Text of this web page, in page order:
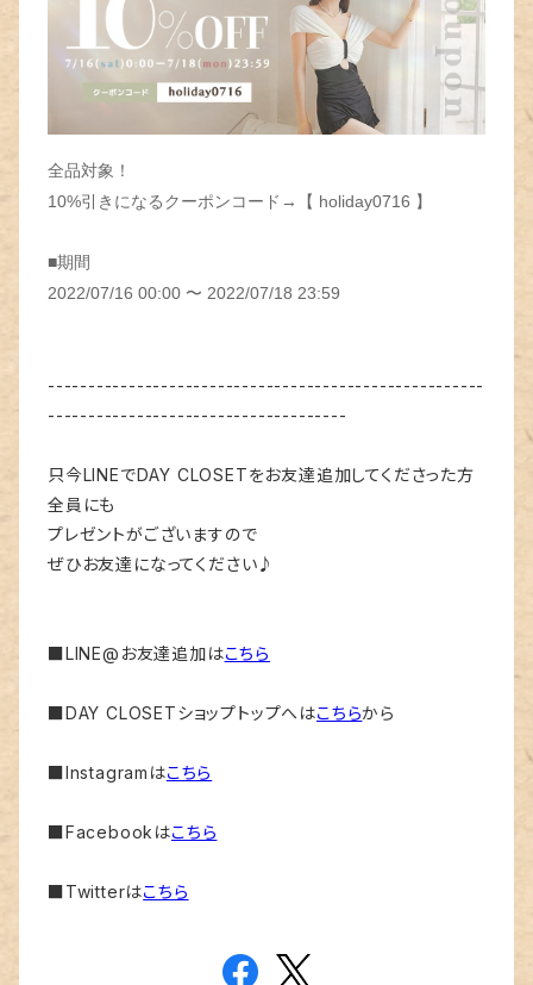
全品対象！
10%引きになるクーポンコード→【 holiday0716 】
■期間
2022/07/16 00:00 〜 2022/07/18 23:59
------------------------------------------------------
-------------------------------------
只今LINEでDAY CLOSETをお友達追加してくださった方
全員にも
プレゼントがございますので
ぜひお友達になってください♪
■LINE@お友達追加はこちら
■DAY CLOSETショップトップへはこちらから
■Instagramはこちら
■Facebookはこちら
■Twitterはこちら